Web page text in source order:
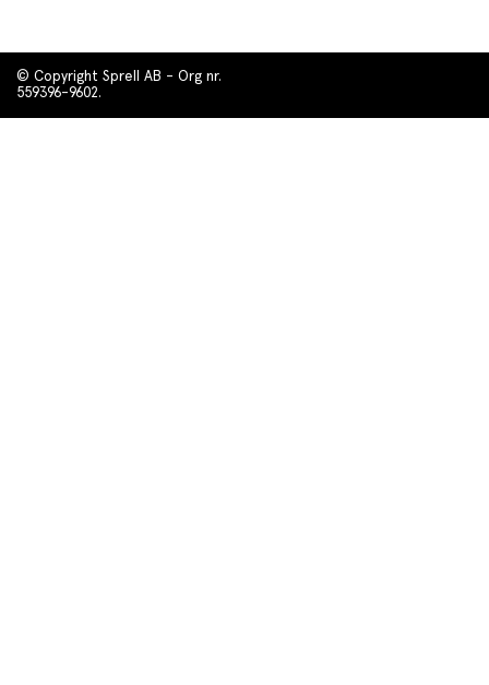
© Copyright Sprell AB - Org nr.
559396-9602.